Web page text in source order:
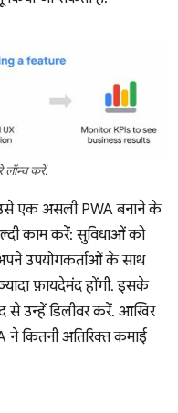
लॉन्च करें.
एक असली PWA बनाने के
काम करें: सुविधाओं को
उपयोगकर्ताओं के साथ
फ़ायदेमंद होंगी. इसके
से उन्हें डिलीवर करें. आखिर
कितनी अतिरिक्त कमाई